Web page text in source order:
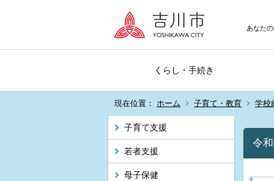
あなた
くらし・手続き
現在位置： ホーム 子育て・教育 学校
子育て支援
若者支援
母子保健
令